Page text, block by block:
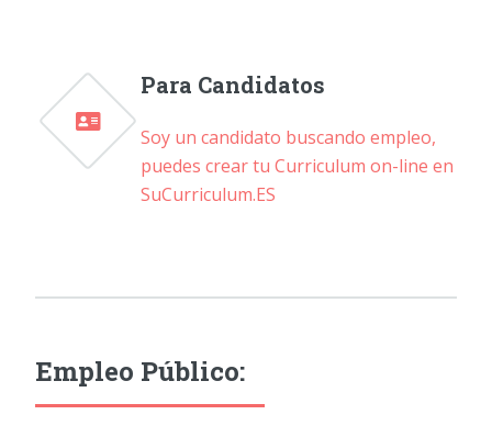
Para Candidatos
Soy un candidato buscando empleo,
puedes crear tu Curriculum on-line en
SuCurriculum.ES
Empleo Público: